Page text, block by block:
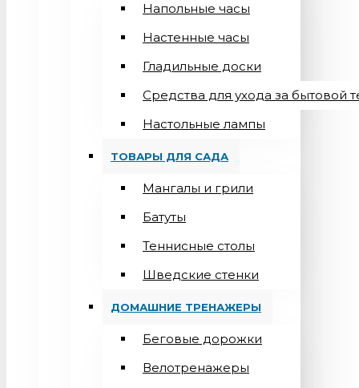
Напольные часы
Настенные часы
Гладильные доски
Средства для ухода за бытовой
Настольные лампы
ТОВАРЫ ДЛЯ САДА
Мангалы и грили
Батуты
Теннисные столы
Шведские стенки
ДОМАШНИЕ ТРЕНАЖЕРЫ
Беговые дорожки
Велотренажеры